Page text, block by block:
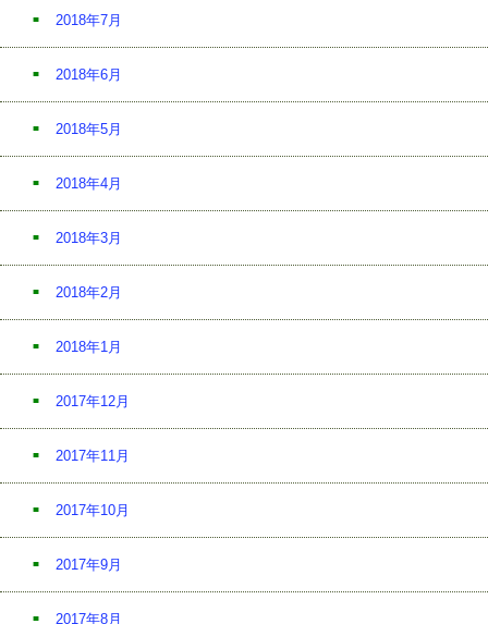
2018年7月
2018年6月
2018年5月
2018年4月
2018年3月
2018年2月
2018年1月
2017年12月
2017年11月
2017年10月
2017年9月
2017年8月